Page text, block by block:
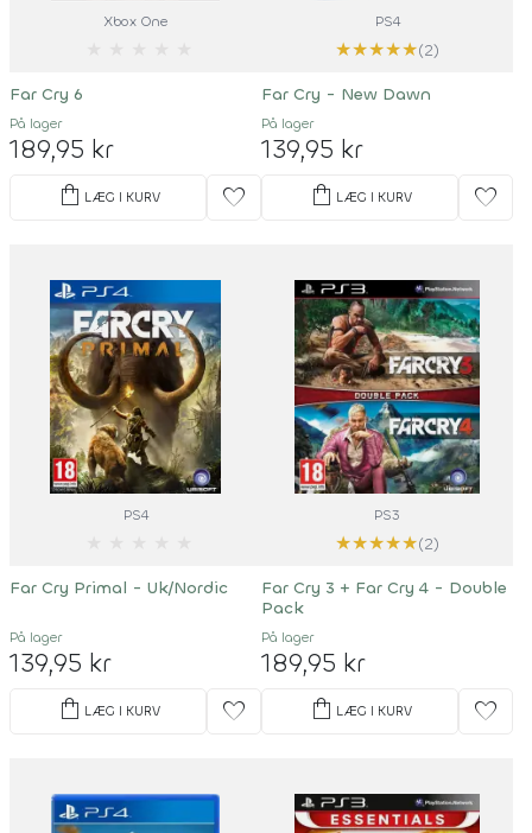
Xbox One
Far Cry 6
På lager
189,95 kr
shopping_bag LÆG I KURV favorite
PS4
★★★★★(2)
Far Cry - New Dawn
På lager
139,95 kr
shopping_bag LÆG I KURV favorite
PS4
Far Cry Primal - Uk/Nordic
På lager
139,95 kr
shopping_bag LÆG I KURV favorite
PS3
★★★★★(2)
Far Cry 3 + Far Cry 4 - Double
Pack
På lager
189,95 kr
shopping_bag LÆG I KURV favorite